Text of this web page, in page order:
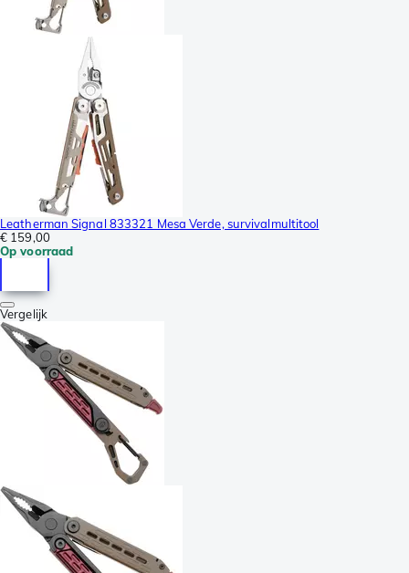
Leatherman Signal 833321 Mesa Verde, survivalmultitool
€ 159,00
Op voorraad
Vergelijk